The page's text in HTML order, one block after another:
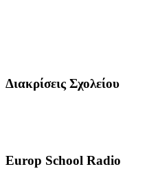
Διακρίσεις Σχολείου
Europ School Radio